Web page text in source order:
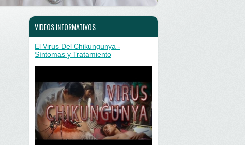
VIDEOS INFORMATIVOS
El Virus Del Chikungunya -
Síntomas y Tratamiento